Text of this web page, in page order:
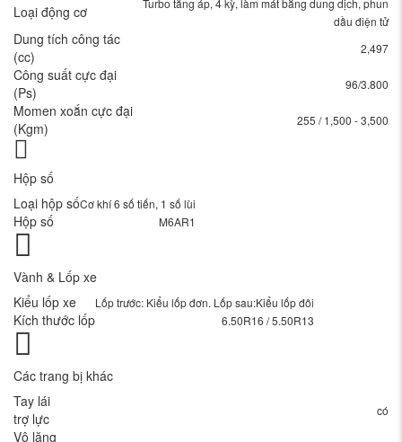
Loại động cơ
Turbo tăng áp, 4 kỳ, làm mát bằng dung dịch, phun
dầu điện tử
Dung tích công tác
(cc)
2,497
Công suất cực đại
(Ps)
96/3.800
Momen xoắn cực đại
(Kgm)
255 / 1,500 - 3,500
Hộp số
Loại hộp sốCơ khí 6 số tiến, 1 số lùi
Hộp số M6AR1
Vành & Lốp xe
Kiểu lốp xe
Lốp trước: Kiểu lốp đơn. Lốp sau:Kiểu lốp đôi
Kích thước lốp 6.50R16 / 5.50R13
Các trang bị khác
Tay lái
trợ lực
có
Vô lăng